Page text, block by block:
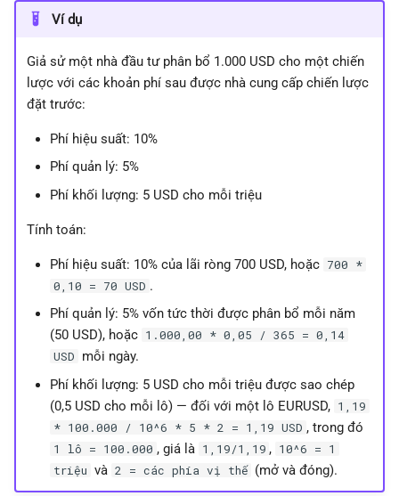
Ví dụ
Giả sử một nhà đầu tư phân bổ 1.000 USD cho một chiến
lược với các khoản phí sau được nhà cung cấp chiến lược
đặt trước:
Phí hiệu suất: 10%
Phí quản lý: 5%
Phí khối lượng: 5 USD cho mỗi triệu
Tính toán:
Phí hiệu suất: 10% của lãi ròng 700 USD, hoặc 700 *
0,10 = 70 USD .
Phí quản lý: 5% vốn tức thời được phân bổ mỗi năm
(50 USD), hoặc 1.000,00 * 0,05 / 365 = 0,14
USD
mỗi ngày.
Phí khối lượng: 5 USD cho mỗi triệu được sao chép
(0,5 USD cho mỗi lô) — đối với một lô EURUSD, 1,19
* 100.000 / 10^6 * 5 * 2 = 1,19 USD , trong đó
1 lô = 100.000 , giá là 1,19/1,19 , 10^6 = 1
triệu và 2 = các phía vị thế (mở và đóng).